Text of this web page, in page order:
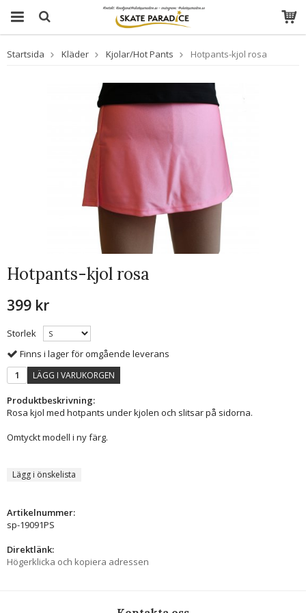
Startsida Kläder Kjolar/Hot Pants Hotpants-kjol rosa
Hotpants-kjol rosa
399 kr
Storlek
Finns i lager för omgående leverans
LÄGG I VARUKORGEN
Produktbeskrivning:
Rosa kjol med hotpants under kjolen och slitsar på sidorna.
Omtyckt modell i ny färg.
Lägg i önskelista
Artikelnummer:
sp-19091PS
Direktlänk:
Högerklicka och kopiera adressen